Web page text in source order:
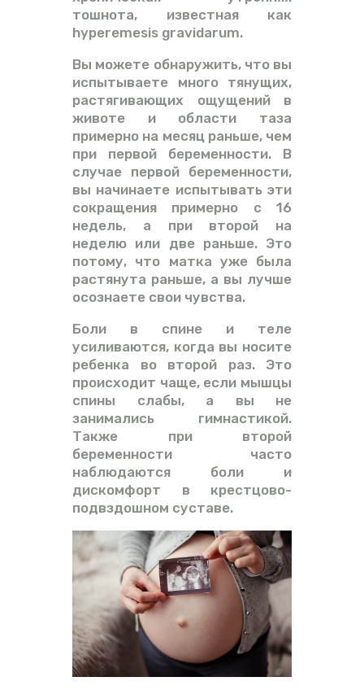
тошнота, известная как
hyperemesis gravidarum.
Вы можете обнаружить, что вы
испытываете много тянущих,
растягивающих ощущений в
животе и области таза
примерно на месяц раньше, чем
при первой беременности. В
случае первой беременности,
вы начинаете испытывать эти
сокращения примерно с 16
недель, а при второй на
неделю или две раньше. Это
потому, что матка уже была
растянута раньше, а вы лучше
осознаете свои чувства.
Боли в спине и теле
усиливаются, когда вы носите
ребенка во второй раз. Это
происходит чаще, если мышцы
спины слабы, а вы не
занимались гимнастикой.
Также при второй
беременности часто
наблюдаются боли и
дискомфорт в крестцово-
подвздошном суставе.